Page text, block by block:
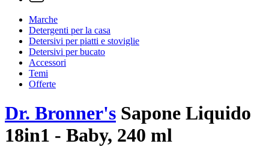
Marche
Detergenti per la casa
Detersivi per piatti e stoviglie
Detersivi per bucato
Accessori
Temi
Offerte
Dr. Bronner's Sapone Liquido
18in1 - Baby, 240 ml